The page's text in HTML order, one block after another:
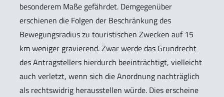
besonderem Maße gefährdet. Demgegenüber
erschienen die Folgen der Beschränkung des
Bewegungsradius zu touristischen Zwecken auf 15
km weniger gravierend. Zwar werde das Grundrecht
des Antragstellers hierdurch beeinträchtigt, vielleicht
auch verletzt, wenn sich die Anordnung nachträglich
als rechtswidrig herausstellen würde. Dies erscheine